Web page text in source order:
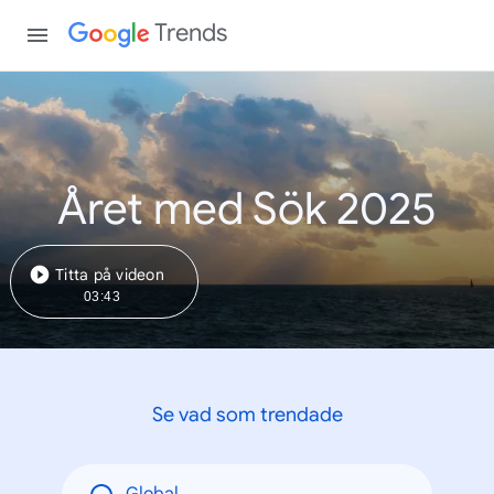
Trends
Året med Sök 2025
Titta på videon
03:43
Se vad som trendade